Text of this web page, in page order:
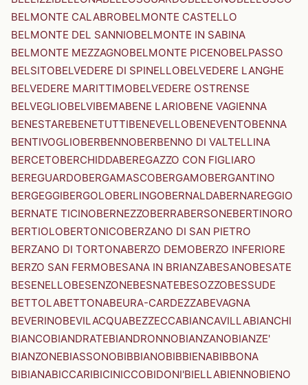
BELMONTE CALABROBELMONTE CASTELLO
BELMONTE DEL SANNIOBELMONTE IN SABINA
BELMONTE MEZZAGNOBELMONTE PICENOBELPASSO
BELSITOBELVEDERE DI SPINELLOBELVEDERE LANGHE
BELVEDERE MARITTIMOBELVEDERE OSTRENSE
BELVEGLIOBELVIBEMABENE LARIOBENE VAGIENNA
BENESTAREBENETUTTIBENEVELLOBENEVENTOBENNA
BENTIVOGLIOBERBENNOBERBENNO DI VALTELLINA
BERCETOBERCHIDDABEREGAZZO CON FIGLIARO
BEREGUARDOBERGAMASCOBERGAMOBERGANTINO
BERGEGGIBERGOLOBERLINGOBERNALDABERNAREGGIO
BERNATE TICINOBERNEZZOBERRABERSONEBERTINORO
BERTIOLOBERTONICOBERZANO DI SAN PIETRO
BERZANO DI TORTONABERZO DEMOBERZO INFERIORE
BERZO SAN FERMOBESANA IN BRIANZABESANOBESATE
BESENELLOBESENZONEBESNATEBESOZZOBESSUDE
BETTOLABETTONABEURA-CARDEZZABEVAGNA
BEVERINOBEVILACQUABEZZECCABIANCAVILLABIANCHI
BIANCOBIANDRATEBIANDRONNOBIANZANOBIANZE'
BIANZONEBIASSONOBIBBIANOBIBBIENABIBBONA
BIBIANABICCARIBICINICCOBIDONI'BIELLABIENNOBIENO